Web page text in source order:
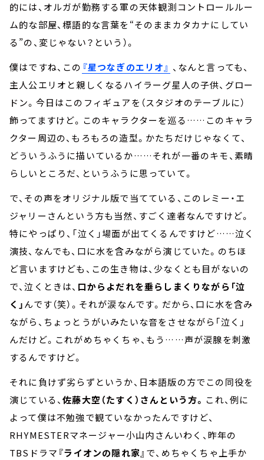
的には、オルガが勤務する軍の天体観測コントロールルー
ム的な部屋、標語的な言葉を“そのままカタカナにしてい
る”の、変じゃない？という）。
僕はですね、この 『星つなぎのエリオ』 、なんと言っても、
主人公エリオと親しくなるハイラーグ星人の子供、グロー
ドン。今日はこのフィギュアを（スタジオのテーブルに）
飾ってますけど。このキャラクターを巡る……このキャラ
クター周辺の、もろもろの造型。かたちだけじゃなくて、
どういうふうに描いているか……それが一番のキモ、素晴
らしいところだ、というふうに思っていて。
で、その声をオリジナル版で当てている、このレミー・エ
ジャリーさんという方も当然、すごく達者なんですけど。
特にやっぱり、「泣く」場面が出てくるんですけど……泣く
演技、なんでも、口に水を含みながら演じていた。のちほ
ど言いますけども、この生き物は、少なくとも目がないの
で、泣くときは、 口からよだれを垂らしまくりながら「泣
く」んです（笑）。それが涙なんです。だから、口に水を含み
ながら、ちょっとうがいみたいな音をさせながら「泣く」
んだけど。これがめちゃくちゃ、もう……声が涙腺を刺激
するんですけど。
それに負けず劣らずというか、日本語版の方でこの同役を
演じている、佐藤大空（たすく）さんという方。 これ、例に
よって僕は不勉強で観ていなかったんですけど、
RHYMESTERマネージャー小山内さんいわく、昨年の
TBSドラマ 『ライオンの隠れ家』 で、めちゃくちゃ上手か